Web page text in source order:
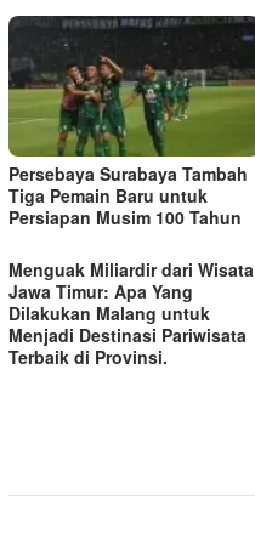
Persebaya Surabaya Tambah
Tiga Pemain Baru untuk
Persiapan Musim 100 Tahun
Menguak Miliardir dari Wisata
Jawa Timur: Apa Yang
Dilakukan Malang untuk
Menjadi Destinasi Pariwisata
Terbaik di Provinsi.